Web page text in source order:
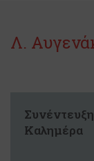
Λ.
Καλημέρα